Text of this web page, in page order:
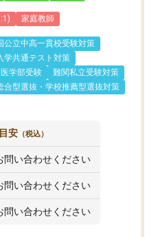
家庭教師
公立中高一貫校受験対策
学共通テスト対策
医学部受験
難関私立受験対策
合型選抜・学校推薦型選抜対策
安 （税込）
問い合わせください
問い合わせください
問い合わせください